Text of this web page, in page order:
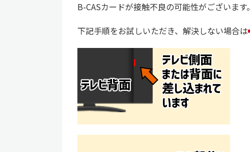
B-CASカードが接触不良の可能性がございます。
下記手順をお試しいただき、解決しない場合は